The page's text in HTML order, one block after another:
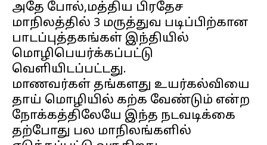
அதே போல்,மத்திய பிரதேச
மாநிலத்தில் 3 மருத்துவ படிப்பிற்கான
பாடப்புத்தகங்கள் இந்தியில்
மொழிபெயர்க்கப்பட்டு
வெளியிடப்பட்டது.
மாணவர்கள் தங்களது உயர்கல்வியை
தாய் மொழியில் கற்க வேண்டும் என்ற
நோக்கத்திலேயே இந்த நடவடிக்கை
தற்போது பல மாநிலங்களில்